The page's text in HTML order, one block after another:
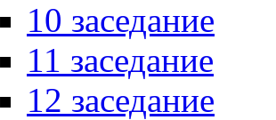
10 заседание
11 заседание
12 заседание